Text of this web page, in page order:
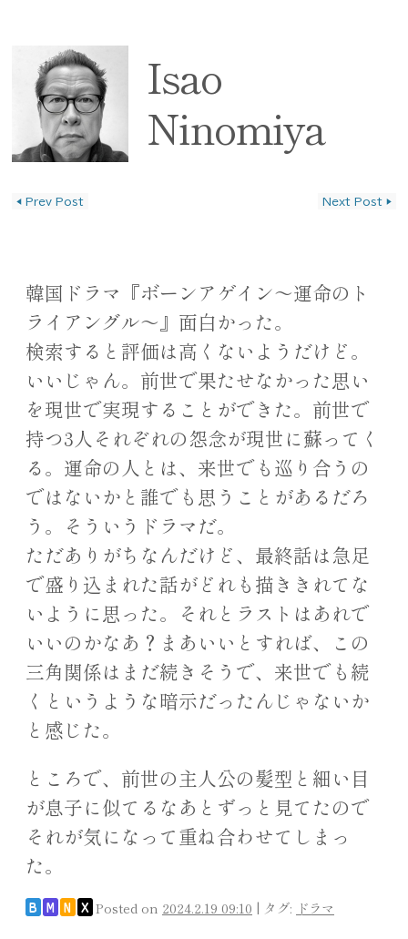
Isao
Ninomiya
◀ Prev Post Next Post ▶
韓国ドラマ『ボーンアゲイン〜運命のト
ライアングル〜』面白かった。
検索すると評価は高くないようだけど。
いいじゃん。前世で果たせなかった思い
を現世で実現することができた。前世で
持つ3人それぞれの怨念が現世に蘇ってく
る。運命の人とは、来世でも巡り合うの
ではないかと誰でも思うことがあるだろ
う。そういうドラマだ。
ただありがちなんだけど、最終話は急足
で盛り込まれた話がどれも描ききれてな
いように思った。それとラストはあれで
いいのかなあ？まあいいとすれば、この
三角関係はまだ続きそうで、来世でも続
くというような暗示だったんじゃないか
と感じた。
ところで、前世の主人公の髪型と細い目
が息子に似てるなあとずっと見てたので
それが気になって重ね合わせてしまっ
た。
B M N X Posted on 2024.2.19 09:10 | タグ: ドラマ